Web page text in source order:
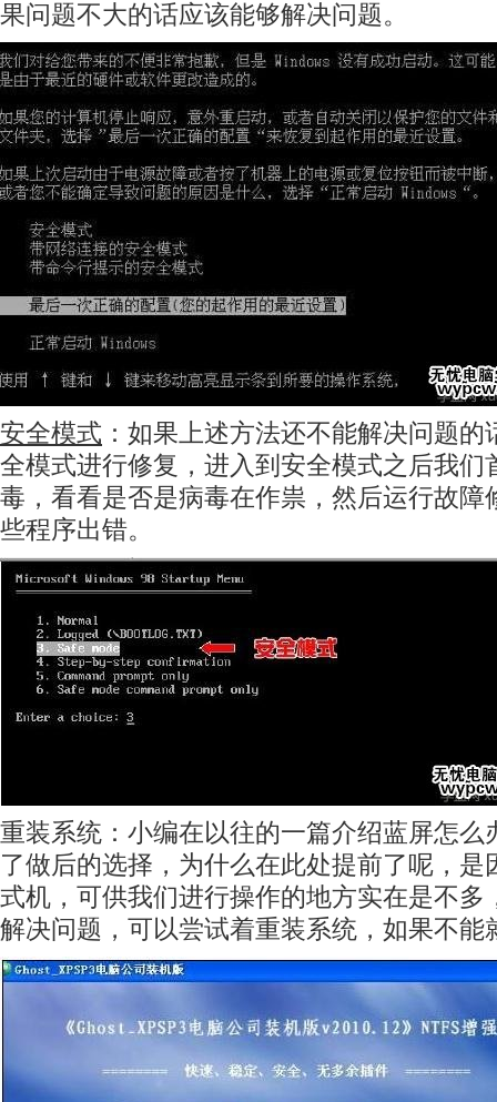
果问题不大的话应该能够解决问题。
安全模式 ：如果上述方法还不能解决问题
全模式进行修复，进入到安全模式之后我们
毒，看看是否是病毒在作祟，然后运行故障
些程序出错。
重装系统：小编在以往的一篇介绍蓝屏怎么
了做后的选择，为什么在此处提前了呢，是
式机，可供我们进行操作的地方实在是不多
解决问题，可以尝试着重装系统，如果不能